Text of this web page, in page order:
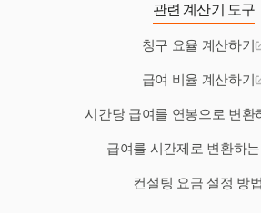
관련 계산기 도구
청구 요율 계산하기
급여 비율 계산하기
시간당 급여를 연봉으로 변환
급여를 시간제로 변환하
컨설팅 요금 설정 방법